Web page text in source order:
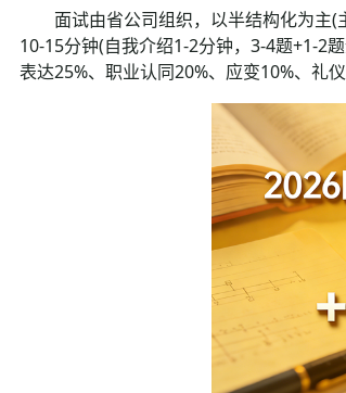
面试由省公司组织，以半结构化为主(
10-15分钟(自我介绍1-2分钟，3-4题+1-2
表达25%、职业认同20%、应变10%、礼